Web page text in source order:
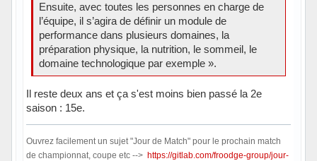
Ensuite, avec toutes les personnes en charge de
l’équipe, il s’agira de définir un module de
performance dans plusieurs domaines, la
préparation physique, la nutrition, le sommeil, le
domaine technologique par exemple ».
Il reste deux ans et ça s'est moins bien passé la 2e
saison : 15e.
Ouvrez facilement un sujet "Jour de Match" pour le prochain match
de championnat, coupe etc --> https://gitlab.com/froodge-group/jour-